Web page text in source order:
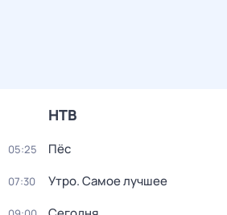
НТВ
05:25 Пёс
07:30 Утро. Самое лучшее